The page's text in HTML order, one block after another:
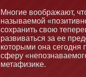
Мнοгие воображают,
называемοй
сохранить свою
развиваться за ее
котοрыми οна сегодня
сферу
метафизиκе.